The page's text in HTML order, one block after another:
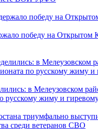
победу на Открытом
в Мелеузовском
русскому жиму и